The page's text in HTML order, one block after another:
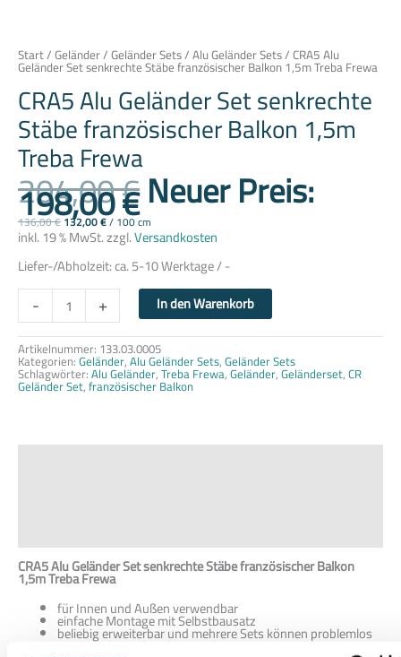
Start/Geländer/Geländer Sets/Alu Geländer Sets/ CRA5 Alu
Geländer Set senkrechte Stäbe französischer Balkon 1,5m Treba Frewa
CRA5 Alu Geländer Set senkrechte
Stäbe französischer Balkon 1,5m
Treba Frewa
204,00€Neuer Preis:
198,00€
136,00€132,00€/100cm
inkl. 19 % MwSt.zzgl.Versandkosten
Liefer-/Abholzeit:ca. 5-10 Werktage / -
- + In den Warenkorb
Artikelnummer: 133.03.0005
Kategorien:Geländer,Alu Geländer Sets,Geländer Sets
Schlagwörter:Alu Geländer,Treba Frewa,Geländer,Geländerset,CR
Geländer Set,französischer Balkon
CRA5 Alu Geländer Set senkrechte Stäbe französischer Balkon
1,5m Treba Frewa
für Innen und Außen verwendbar
einfache Montage mit Selbstbausatz
beliebig erweiterbar und mehrere Sets können problemlos
miteinander verbunden werden